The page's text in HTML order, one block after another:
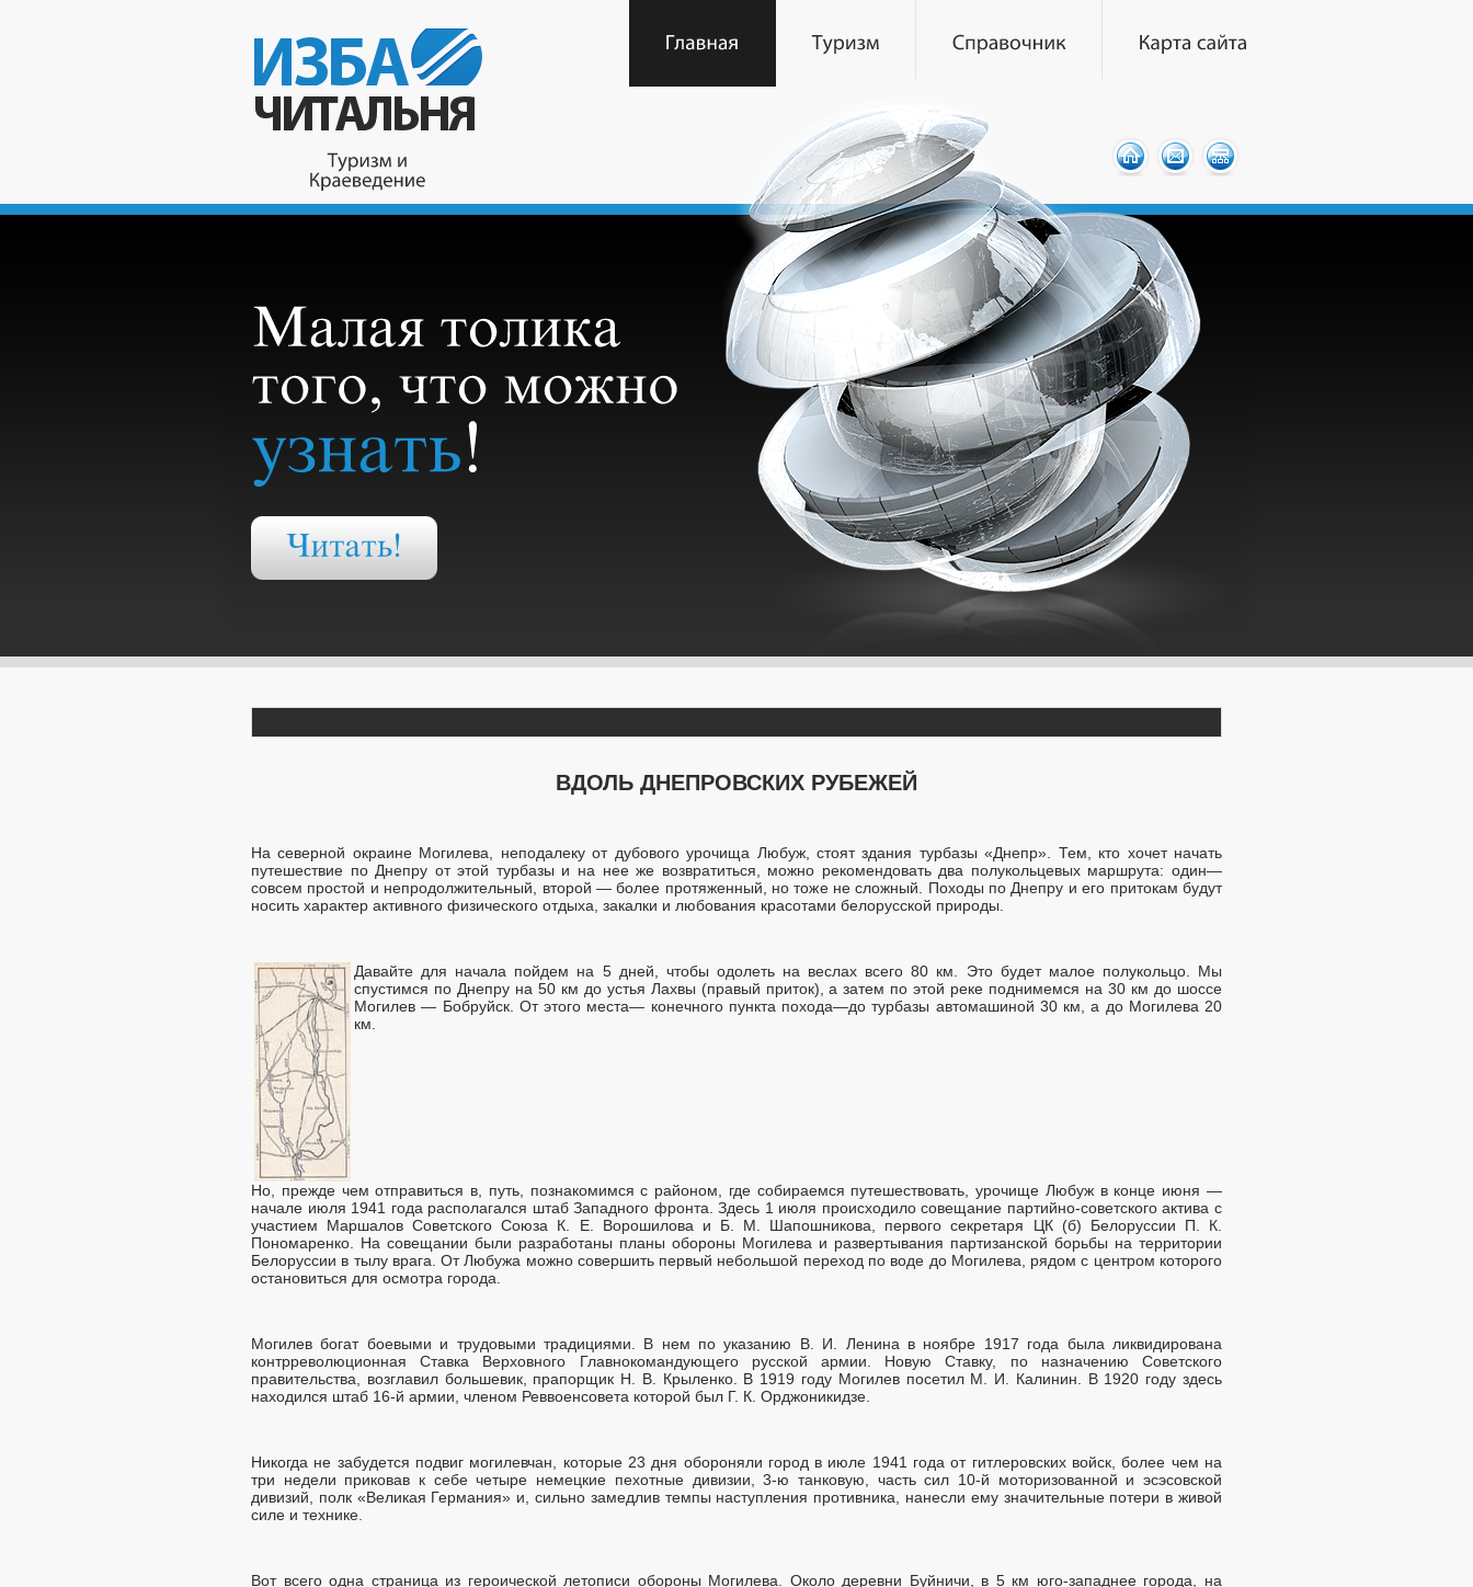
ВДОЛЬ ДНЕПРОВСКИХ РУБЕЖЕЙ
На северной окраине Могилева, неподалеку от дубового урочища Любуж, стоят здания турбазы «Днепр». Тем, кто хочет начать
путешествие по Днепру от этой турбазы и на нее же возвратиться, можно рекомендовать два полукольцевых маршрута: один—
совсем простой и непродолжительный, второй — более протяженный, но тоже не сложный. Походы по Днепру и его притокам будут
носить характер активного физического отдыха, закалки и любования красотами белорусской природы.
Давайте для начала пойдем на 5 дней, чтобы одолеть на веслах всего 80 км. Это будет малое полукольцо. Мы
спустимся по Днепру на 50 км до устья Лахвы (правый приток), а затем по этой реке поднимемся на 30 км до шоссе
Могилев — Бобруйск. От этого места— конечного пункта похода—до турбазы автомашиной 30 км, а до Могилева 20
км.
Но, прежде чем отправиться в, путь, познакомимся с районом, где собираемся путешествовать, урочище Любуж в конце июня —
начале июля 1941 года располагался штаб Западного фронта. Здесь 1 июля происходило совещание партийно-советского актива с
участием Маршалов Советского Союза К. Е. Ворошилова и Б. М. Шапошникова, первого секретаря ЦК (б) Белоруссии П. К.
Пономаренко. На совещании были разработаны планы обороны Могилева и развертывания партизанской борьбы на территории
Белоруссии в тылу врага. От Любужа можно совершить первый небольшой переход по воде до Могилева, рядом с центром которого
остановиться для осмотра города.
Могилев богат боевыми и трудовыми традициями. В нем по указанию В. И. Ленина в ноябре 1917 года была ликвидирована
контрреволюционная Ставка Верховного Главнокомандующего русской армии. Новую Ставку, по назначению Советского
правительства, возглавил большевик, прапорщик Н. В. Крыленко. В 1919 году Могилев посетил М. И. Калинин. В 1920 году здесь
находился штаб 16-й армии, членом Реввоенсовета которой был Г. К. Орджоникидзе.
Никогда не забудется подвиг могилевчан, которые 23 дня обороняли город в июле 1941 года от гитлеровских войск, более чем на
три недели приковав к себе четыре немецкие пехотные дивизии, 3-ю танковую, часть сил 10-й моторизованной и эсэсовской
дивизий, полк «Великая Германия» и, сильно замедлив темпы наступления противника, нанесли ему значительные потери в живой
силе и технике.
Вот всего одна страница из героической летописи обороны Могилева. Около деревни Буйничи, в 5 км юго-западнее города, на